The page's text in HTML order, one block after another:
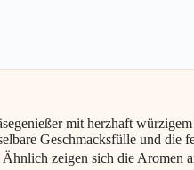
mit herzhaft
Geschmacksfülle und
zeigen sich die